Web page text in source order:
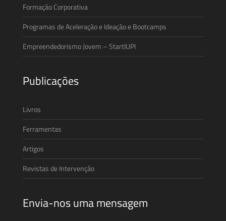
Formação Corporativa
Programas de Aceleração e Ideação e Bootcamps
Empreendedorismo Jovem – StartIUPI
Publicações
Livros
Ferramentas
Artigos
Revistas de Intervenção
Envia-nos uma mensagem